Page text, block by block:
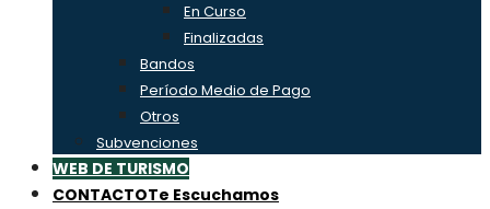
En Curso
Finalizadas
Bandos
Período Medio de Pago
Otros
Subvenciones
WEB DE TURISMO
CONTACTOTe Escuchamos